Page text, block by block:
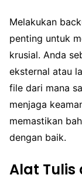
Melakukan
penting untuk
krusial. Anda
eksternal atau
file dari mana
menjaga
memastikan
dengan baik.
Alat Tulis